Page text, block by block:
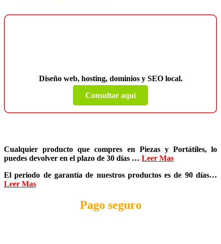
Diseño web, hosting, dominios y SEO local.
Consultar aqui
Cualquier producto que compres en Piezas y Portátiles, lo
puedes devolver en el plazo de 30 días … Leer Mas
El periodo de garantía de nuestros productos es de 90 días…
Leer Mas
Pago seguro